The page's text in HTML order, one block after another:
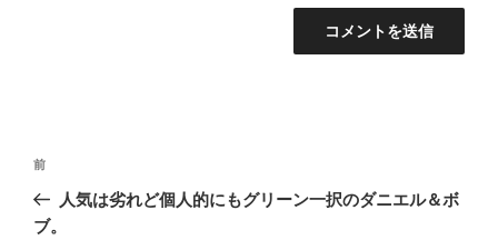
投
ナ
前
の
投
前
人気は劣れど個人的にもグリーン一択のダニエル＆ボ
ブ。